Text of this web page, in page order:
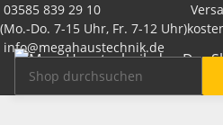
03585 839 29 10
(Mo.-Do. 7-15 Uhr, Fr. 7-12 Uhr)
info@megahaustechnik.de